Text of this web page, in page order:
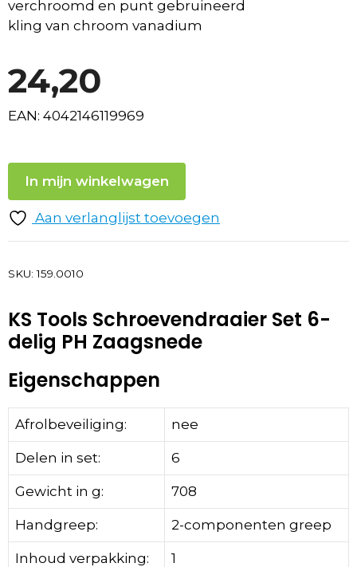
verchroomd en punt gebruineerd
kling van chroom vanadium
24,20
EAN: 4042146119969
In mijn winkelwagen
Aan verlanglijst toevoegen
SKU:159.0010
KS Tools Schroevendraaier Set 6-
delig PH Zaagsnede
Eigenschappen
Afrolbeveiliging: nee
Delen in set: 6
Gewicht in g: 708
Handgreep: 2-componenten greep
Inhoud verpakking: 1